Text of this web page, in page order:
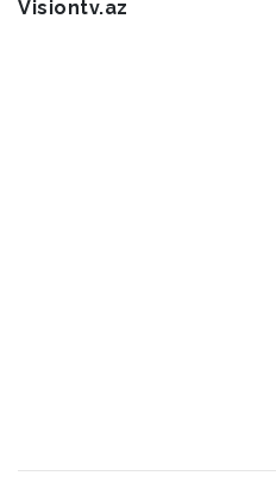
Visiontv.az